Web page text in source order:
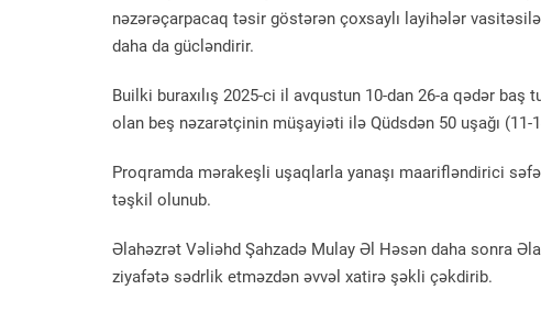
nəzərəçarpacaq təsir göstərən çoxsaylı layihələr
daha da gücləndirir.
Builki buraxılış 2025-ci il avqustun 10-dan 26-a qədər
olan beş nəzarətçinin müşayiəti ilə Qüdsdən 50 uşağı (11-
Proqramda mərakeşli uşaqlarla yanaşı maarifləndirici
təşkil olunub.
Əlahəzrət Vəliəhd Şahzadə Mulay Əl Həsən daha sonra
ziyafətə sədrlik etməzdən əvvəl xatirə şəkli çəkdirib.